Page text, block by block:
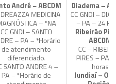
André – ABCDM
MEDICINA
– *NA
CC GNDI – SANTO
– PA – *Horário
de atendimento
diferenciado.
SANTO ANDRE 4 –
PA – *Horário de
Diadema –
CC GNDI –
– PA – 24
Ribeirão
ABCDM
CC –
PIRES – PA
horas
Jundiaí –